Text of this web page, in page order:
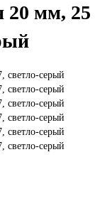
20 мм, 25